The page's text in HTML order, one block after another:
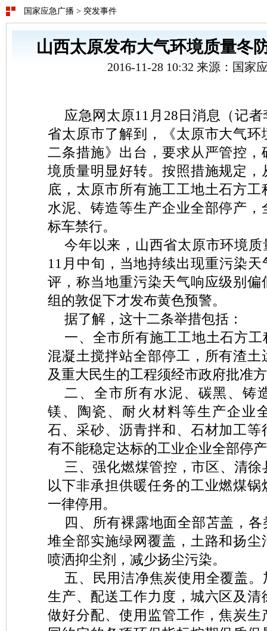
国家应急广播 > 突发事件
山西太原发布大气环境质量冬
2016-11-28 10:32 来源：国家
应急网太原11月28日消息（记
省太原市了解到，《太原市大气环
二条措施》出台，要求从严管控，
境质量明显好转。按照措施规定，
底，太原市所有施工工地土石方
水泥、铸造等生产企业全部停产
标车禁行。
今年以来，山西省太原市环境
11月中旬，当地持续出现重污染
评，称当地重污染天气响应级别偏
组的敦促下才发布黄色预警。
据了解，这十二条举措包括：
一、全市所有施工工地土石方
混凝土搅拌站全部停工，所有渣土
及重大民生的工程须经市政府批准
二、全市所有水泥、碳黑、铸
镁、陶瓷、耐火材料等生产企业
石、采砂、沥青拌和、石材加工等
有不能稳定达标的工业企业全部停
三、强化燃煤管控，市区、清
以下非承担供暖任务的工业燃煤
一律停用。
四、所有裸露地面全部苫盖，
堆全部实施绿网覆盖，土路和扬尘
喷洒抑尘剂，减少扬尘污染。
五、民用洁净焦炭使用全覆盖
生产、配送工作力度，城六区及清
做好分配、使用监管工作，焦炭生